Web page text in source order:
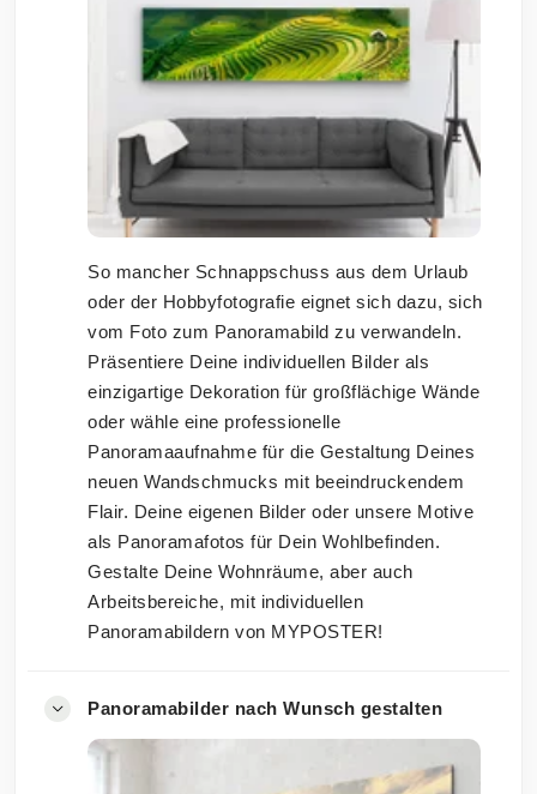
So mancher Schnappschuss aus dem Urlaub
oder der Hobbyfotografie eignet sich dazu, sich
vom Foto zum Panoramabild zu verwandeln.
Präsentiere Deine individuellen Bilder als
einzigartige Dekoration für großflächige Wände
oder wähle eine professionelle
Panoramaaufnahme für die Gestaltung Deines
neuen Wandschmucks mit beeindruckendem
Flair. Deine eigenen Bilder oder unsere Motive
als Panoramafotos für Dein Wohlbefinden.
Gestalte Deine Wohnräume, aber auch
Arbeitsbereiche, mit individuellen
Panoramabildern von MYPOSTER!
Panoramabilder nach Wunsch gestalten